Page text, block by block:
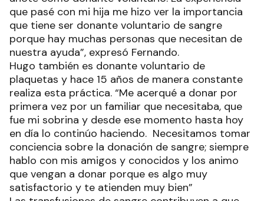
que pasé con mi hija me hizo ver la importancia
que tiene ser donante voluntario de sangre
porque hay muchas personas que necesitan de
nuestra ayuda”, expresó Fernando.
Hugo también es donante voluntario de
plaquetas y hace 15 años de manera constante
realiza esta práctica. “Me acerqué a donar por
primera vez por un familiar que necesitaba, que
fue mi sobrina y desde ese momento hasta hoy
en día lo continúo haciendo. Necesitamos tomar
conciencia sobre la donación de sangre; siempre
hablo con mis amigos y conocidos y los animo
que vengan a donar porque es algo muy
satisfactorio y te atienden muy bien”